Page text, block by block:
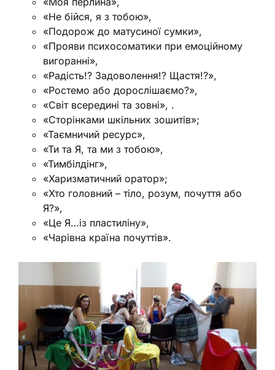
«Не бійся, я з тобою»,
«Подорож до матусиної сумки»,
«Прояви психосоматики при емоційному
вигоранні»,
«Радість!? Задоволення!? Щастя!?»,
«Ростемо або дорослішаємо?»,
«Світ всередині та зовні», .
«Сторінками шкільних зошитів»;
«Таємничий ресурс»,
«Ти та Я, та ми з тобою»,
«Тимбілдінг»,
«Харизматичний оратор»;
«Хто головний – тіло, розум, почуття або
Я?»,
«Це Я…із пластиліну»,
«Чарівна країна почуттів».